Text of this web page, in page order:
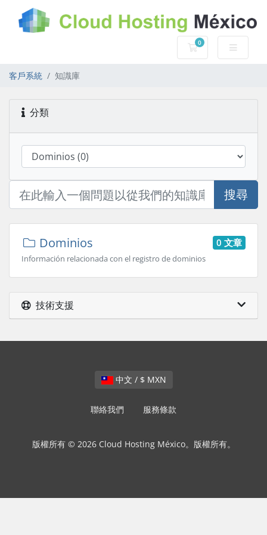
0
購物車
客戶系統 知識庫
分類
搜尋
0 文章
Dominios
Información relacionada con el registro de dominios
技術支援
中文 / $ MXN
聯絡我們 服務條款
版權所有 © 2026 Cloud Hosting México。版權所有。